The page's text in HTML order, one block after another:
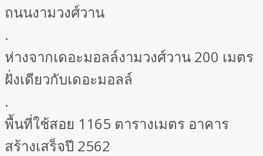
ถนนงามวงศ์วาน
.
ห่างจากเดอะมอลล์งามวงศ์วาน 200 เมตร
ฝั่งเดียวกับเดอะมอลล์
.
พื้นที่ใช้สอย 1165 ตารางเมตร อาคาร
สร้างเสร็จปี 2562